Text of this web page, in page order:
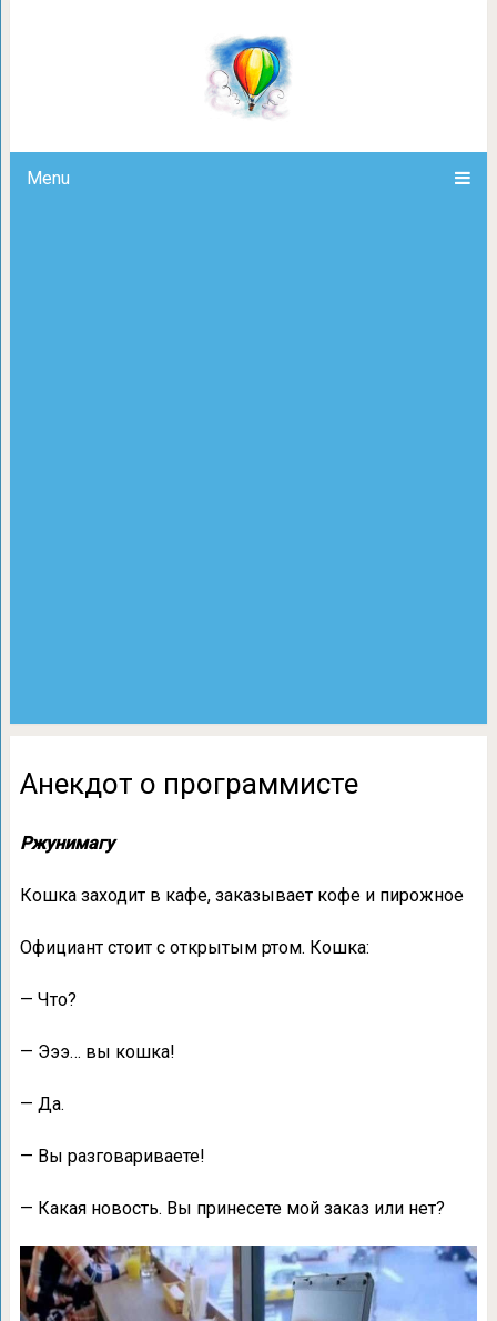
Menu
Анекдот о программисте
Ржунимагу
Кошка заходит в кафе, заказывает кофе и пирожное
Официант стоит с открытым ртом. Кошка:
— Что?
— Эээ… вы кошка!
— Да.
— Вы разговариваете!
— Какая новость. Вы принесете мой заказ или нет?